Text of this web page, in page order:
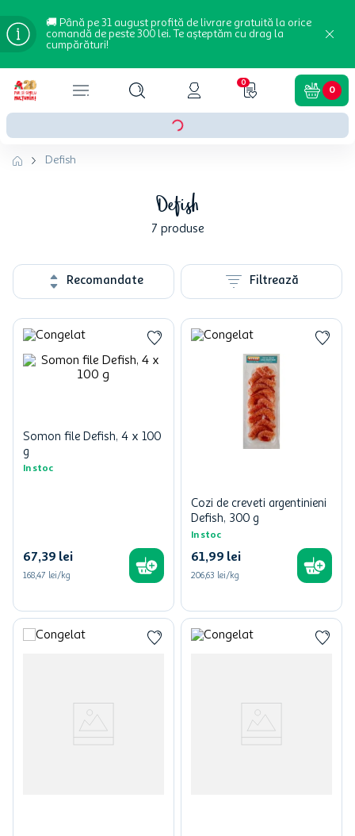
🚚 Până pe 31 august profită de livrare gratuită la orice
comandă de peste 300 lei. Te așteptăm cu drag la
cumpărături!
0
0
Defish
Defish
7 produse
Recomandate Filtrează
Somon file Defish, 4 x 100
g
In stoc
67,39 lei
168,47 lei/kg
Cozi de creveti argentinieni
Defish, 300 g
In stoc
61,99 lei
206,63 lei/kg